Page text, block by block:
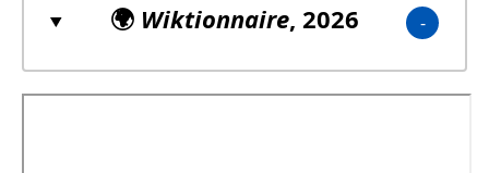
🌍 Wiktionnaire, 2026